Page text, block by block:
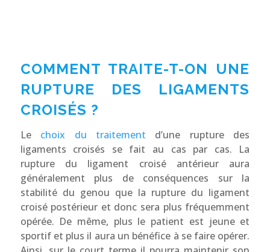
COMMENT TRAITE-T-ON UNE
RUPTURE DES LIGAMENTS
CROISÉS ?
Le choix du traitement d’une rupture des
ligaments croisés se fait au cas par cas. La
rupture du ligament croisé antérieur aura
généralement plus de conséquences sur la
stabilité du genou que la rupture du ligament
croisé postérieur et donc sera plus fréquemment
opérée. De même, plus le patient est jeune et
sportif et plus il aura un bénéfice à se faire opérer.